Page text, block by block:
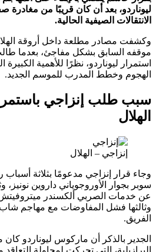
بعد أن كان قريبًا من مغادرة صفوف
الصيفية الحالية.
مطلعة داخل أروقة الهلال أن
بشكل مفاجئ، بعدما طالب إدارة
ليوناردو، نظرًا للأهمية الكبيرة التي
وخطط المدرب للموسم الجديد.
إنزاجي باستمرار
– الهلال
إنزاجي مدعومًا بثلاثة أسباب رئيسية؛
الأوروجوياني داروين نونيز، وثانيها
الصربي ألكسندر ميتروفيتش رغم
فشل المفاوضات مع مهاجم شاب كان
بالذكر أن ماركوس ليوناردو كان محل
التي تحركت لمحاولة التعاقد معه